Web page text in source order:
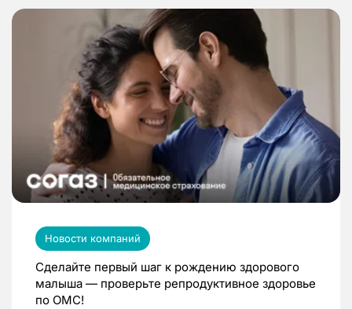
Новости компаний
Сделайте первый шаг к рождению здорового
малыша — проверьте репродуктивное здоровье
по ОМС!